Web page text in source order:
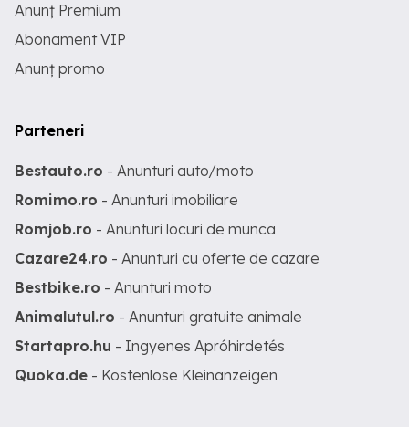
Anunț Premium
Abonament VIP
Anunț promo
Parteneri
Bestauto.ro - Anunturi auto/moto
Romimo.ro - Anunturi imobiliare
Romjob.ro - Anunturi locuri de munca
Cazare24.ro - Anunturi cu oferte de cazare
Bestbike.ro - Anunturi moto
Animalutul.ro - Anunturi gratuite animale
Startapro.hu - Ingyenes Apróhirdetés
Quoka.de - Kostenlose Kleinanzeigen